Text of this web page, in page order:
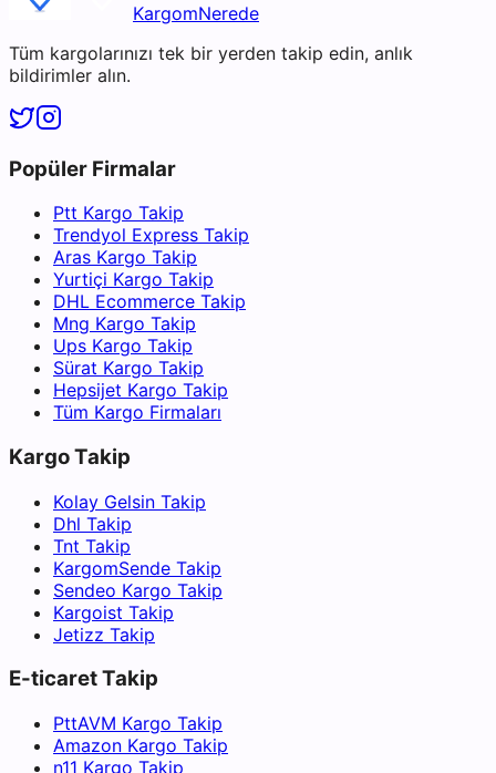
KargomNerede
Tüm kargolarınızı tek bir yerden takip edin, anlık
bildirimler alın.
Popüler Firmalar
Ptt Kargo Takip
Trendyol Express Takip
Aras Kargo Takip
Yurtiçi Kargo Takip
DHL Ecommerce Takip
Mng Kargo Takip
Ups Kargo Takip
Sürat Kargo Takip
Hepsijet Kargo Takip
Tüm Kargo Firmaları
Kargo Takip
Kolay Gelsin Takip
Dhl Takip
Tnt Takip
KargomSende Takip
Sendeo Kargo Takip
Kargoist Takip
Jetizz Takip
E-ticaret Takip
PttAVM Kargo Takip
Amazon Kargo Takip
n11 Kargo Takip